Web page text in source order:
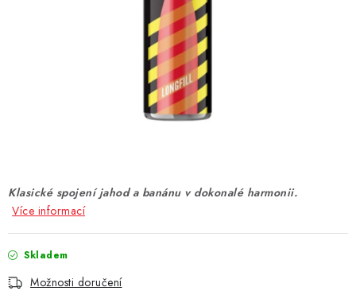
PŘÍSLUŠENSTVÍ
ZNAČKY
Klasické spojení jahod a banánu v dokonalé harmonii.
Více informací
Skladem
Možnosti doručení